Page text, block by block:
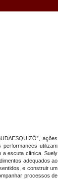
ações
utilizam
a escuta clínica. Suely
adequados ao
e construir um
processos de